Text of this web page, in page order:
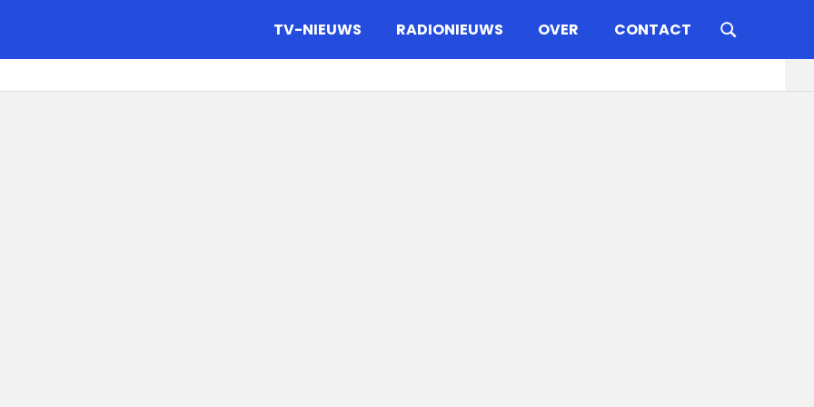
TV-NIEUWS RADIONIEUWS OVER CONTACT